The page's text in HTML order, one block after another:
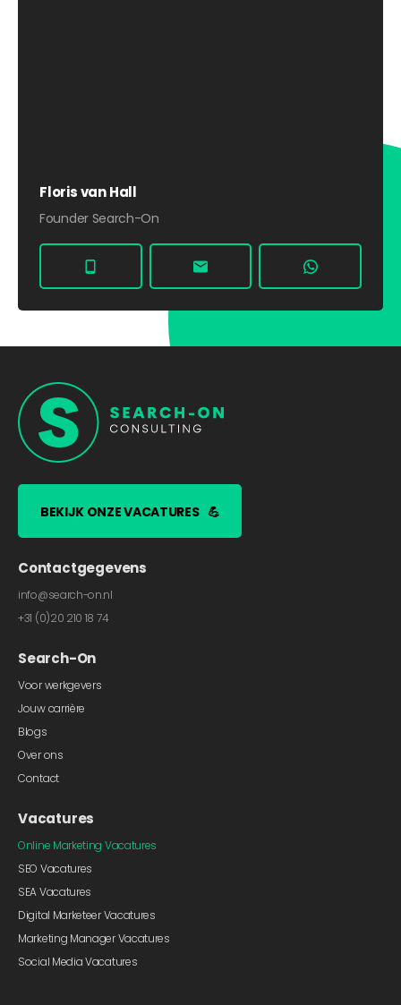
Floris van Hall
Founder Search-On
BEKIJK ONZE VACATURES 💪
Contactgegevens
info@search-on.nl
+31 (0)20 210 18 74
Search-On
Voor werkgevers
Jouw carrière
Blogs
Over ons
Contact
Vacatures
Online Marketing Vacatures
SEO Vacatures
SEA Vacatures
Digital Marketeer Vacatures
Marketing Manager Vacatures
Social Media Vacatures